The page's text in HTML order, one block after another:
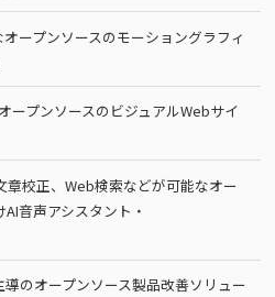
ープンソースのモーショングラフィ
ープンソースのビジュアルWebサイ
校正、Web検索などが可能なオー
音声アシスタント・
のオープンソース製品改善ソリュー